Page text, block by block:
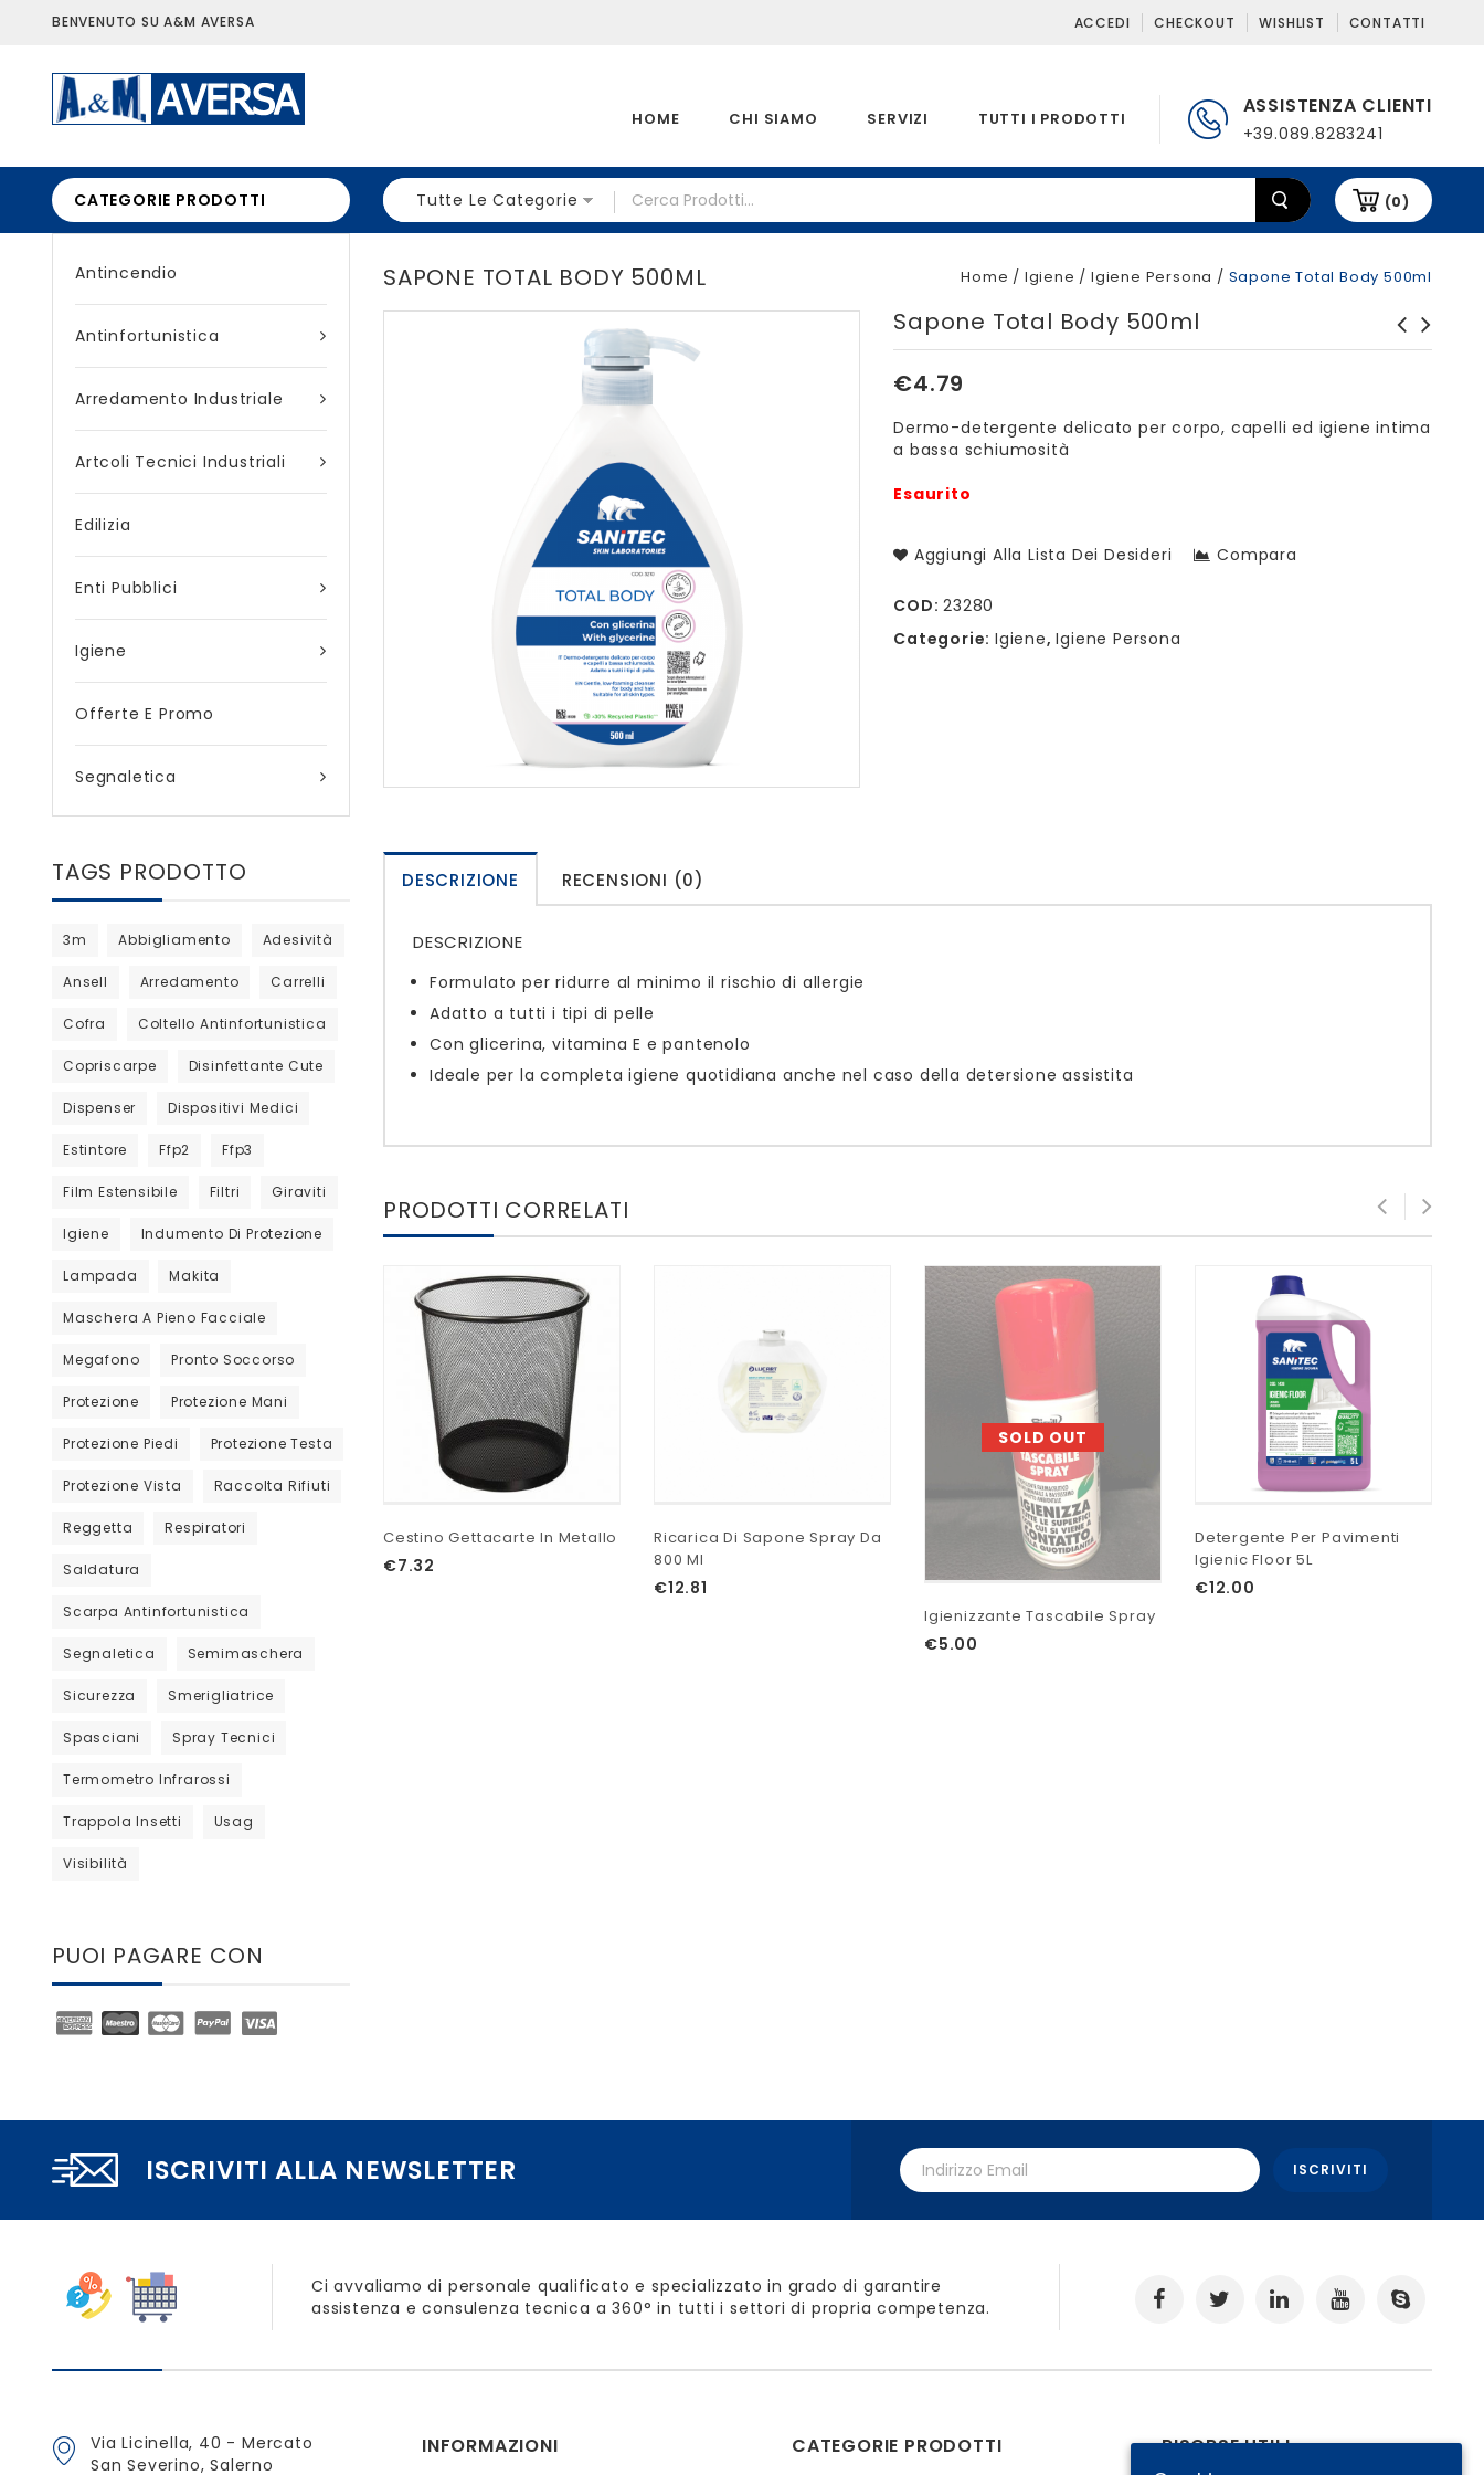
BENVENUTO SU A&M AVERSA ACCEDI CHECKOUT WISHLIST CONTATTI
ASSISTENZA CLIENTI
+39.089.8283241
HOME CHI SIAMO SERVIZI TUTTI I PRODOTTI
CATEGORIE PRODOTTI Tutte Le Categorie (0)
Antincendio
Antinfortunistica
Arredamento Industriale
Artcoli Tecnici Industriali
Edilizia
Enti Pubblici
Igiene
Offerte E Promo
Segnaletica
SAPONE TOTAL BODY 500ML Home / Igiene / Igiene Persona / Sapone Total Body 500ml
Sapone Total Body 500ml
€4.79
Dermo-detergente delicato per corpo, capelli ed igiene intima
a bassa schiumosità
Esaurito
Aggiungi Alla Lista Dei Desideri Compara
COD:23280
Categorie:Igiene,Igiene Persona
DESCRIZIONE RECENSIONI (0)
DESCRIZIONE
Formulato per ridurre al minimo il rischio di allergie
Adatto a tutti i tipi di pelle
Con glicerina, vitamina E e pantenolo
Ideale per la completa igiene quotidiana anche nel caso della detersione assistita
PRODOTTI CORRELATI
Cestino Gettacarte In Metallo
€7.32
Ricarica Di Sapone Spray Da
800 Ml
€12.81
SOLD OUT
Igienizzante Tascabile Spray
€5.00
Detergente Per Pavimenti
Igienic Floor 5L
€12.00
TAGS PRODOTTO
3m Abbigliamento Adesività
Ansell Arredamento Carrelli
Cofra Coltello Antinfortunistica
Copriscarpe Disinfettante Cute
Dispenser Dispositivi Medici
Estintore Ffp2 Ffp3
Film Estensibile Filtri Giraviti
Igiene Indumento Di Protezione
Lampada Makita
Maschera A Pieno Facciale
Megafono Pronto Soccorso
Protezione Protezione Mani
Protezione Piedi Protezione Testa
Protezione Vista Raccolta Rifiuti
Reggetta Respiratori
Saldatura
Scarpa Antinfortunistica
Segnaletica Semimaschera
Sicurezza Smerigliatrice
Spasciani Spray Tecnici
Termometro Infrarossi
Trappola Insetti Usag
Visibilità
PUOI PAGARE CON
ISCRIVITI ALLA NEWSLETTER
Ci avvaliamo di personale qualificato e specializzato in grado di garantire
assistenza e consulenza tecnica a 360° in tutti i settori di propria competenza.
Via Licinella, 40 - Mercato
San Severino, Salerno
INFORMAZIONI CATEGORIE PRODOTTI RISORSE UTILI